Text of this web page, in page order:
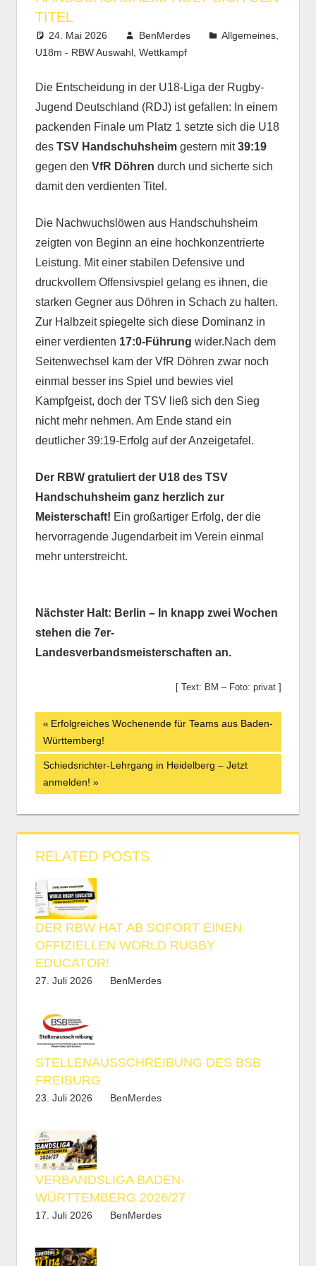
TITEL
24. Mai 2026 BenMerdes Allgemeines
U18m - RBW Auswahl, Wettkampf
Die Entscheidung in der U18-Liga der Rugby-
Jugend Deutschland (RDJ) ist gefallen: In einem
packenden Finale um Platz 1 setzte sich die U18
des TSV Handschuhsheimgestern mit39:19
gegen den VfR Döhren durch und sicherte sich
damit den verdienten Titel.
Die Nachwuchslöwen aus Handschuhsheim
zeigten von Beginn an eine hochkonzentrierte
Leistung. Mit einer stabilen Defensive und
druckvollem Offensivspiel gelang es ihnen, die
starken Gegner aus Döhren in Schach zu halten.
Zur Halbzeit spiegelte sich diese Dominanz in
einer verdienten 17:0-Führung wider.Nach dem
Seitenwechsel kam der VfR Döhren zwar noch
einmal besser ins Spiel und bewies viel
Kampfgeist, doch der TSV ließ sich den Sieg
nicht mehr nehmen. Am Ende stand ein
deutlicher 39:19-Erfolg auf der Anzeigetafel.
Der RBW gratuliert der U18 des TSV
Handschuhsheim ganz herzlich zur
Meisterschaft! Ein großartiger Erfolg, der die
hervorragende Jugendarbeit im Verein einmal
mehr unterstreicht.
Nächster Halt: Berlin – In knapp zwei Wochen
stehen die 7er-
Landesverbandsmeisterschaften an.
[ Text: BM – Foto: privat ]
Beitrags-
Navigation
Vorheriger
Beitrag:
Erfolgreiches Wochenende für Teams aus Baden-
Württemberg!
Nächster
Beitrag:
Schiedsrichter-Lehrgang in Heidelberg – Jetzt
anmelden!
RELATED POSTS
DER RBW HAT AB SOFORT EINEN
OFFIZIELLEN WORLD RUGBY
EDUCATOR!
27. Juli 2026 BenMerdes
STELLENAUSSCHREIBUNG DES BSB
FREIBURG
23. Juli 2026 BenMerdes
VERBANDSLIGA BADEN-
WÜRTTEMBERG 2026/27
17. Juli 2026 BenMerdes